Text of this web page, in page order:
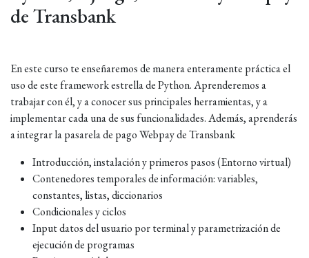
de Transbank
En este curso te enseñaremos de manera enteramente práctica el
uso de este framework estrella de Python. Aprenderemos a
trabajar con él, y a conocer sus principales herramientas, y a
implementar cada una de sus funcionalidades. Además, aprenderás
a integrar la pasarela de pago Webpay de Transbank
Introducción, instalación y primeros pasos (Entorno virtual)
Contenedores temporales de información: variables,
constantes, listas, diccionarios
Condicionales y ciclos
Input datos del usuario por terminal y parametrización de
ejecución de programas